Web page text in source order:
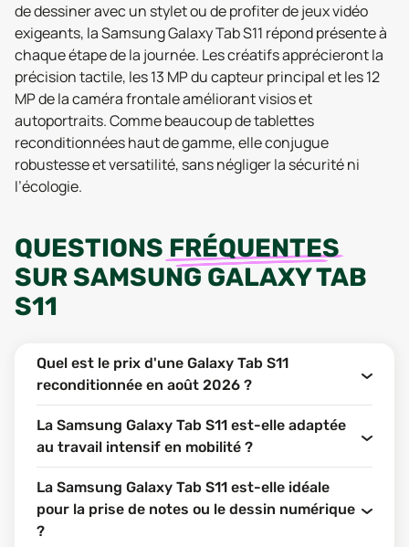
de dessiner avec un stylet ou de profiter de jeux vidéo
exigeants, la Samsung Galaxy Tab S11 répond présente à
chaque étape de la journée. Les créatifs apprécieront la
précision tactile, les 13 MP du capteur principal et les 12
MP de la caméra frontale améliorant visios et
autoportraits. Comme beaucoup de tablettes
reconditionnées haut de gamme, elle conjugue
robustesse et versatilité, sans négliger la sécurité ni
l’écologie.
QUESTIONS FRÉQUENTES
SURSAMSUNG GALAXY TAB
S11
Quel est le prix d'une Galaxy Tab S11
reconditionnée en août 2026 ?
La Samsung Galaxy Tab S11 est-elle adaptée
au travail intensif en mobilité ?
La Samsung Galaxy Tab S11 est-elle idéale
pour la prise de notes ou le dessin numérique
?